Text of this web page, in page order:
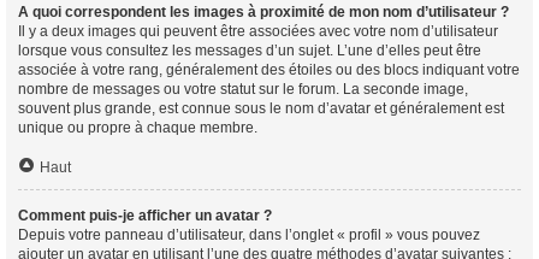
A quoi correspondent les images à proximité de mon nom d’utilisateur ?
Il y a deux images qui peuvent être associées avec votre nom d’utilisateur
lorsque vous consultez les messages d’un sujet. L’une d’elles peut être
associée à votre rang, généralement des étoiles ou des blocs indiquant votre
nombre de messages ou votre statut sur le forum. La seconde image,
souvent plus grande, est connue sous le nom d’avatar et généralement est
unique ou propre à chaque membre.
Haut
Comment puis-je afficher un avatar ?
Depuis votre panneau d’utilisateur, dans l’onglet « profil » vous pouvez
ajouter un avatar en utilisant l’une des quatre méthodes d’avatar suivantes :